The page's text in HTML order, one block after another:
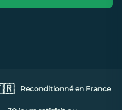
Reconditionné en France